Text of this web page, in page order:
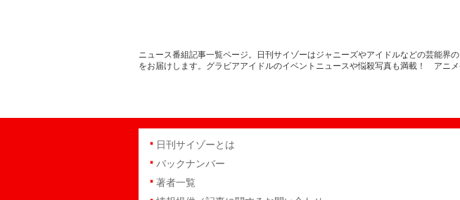
ニュース番組記事一覧ページ。日刊サイゾーはジャニーズやアイドルなどの芸能
をお届けします。グラビアアイドルのイベントニュースや悩殺写真も満載！ アニ
日刊サイゾーとは
バックナンバー
著者一覧